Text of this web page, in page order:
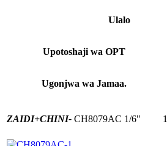
Ulalo
Upotoshaji wa OPT
Ugonjwa wa Jamaa.
ZAIDI+CHINI- CH8079AC 1/6"